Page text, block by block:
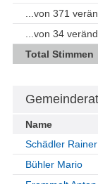
...von 371
...von 34
Total Stimmen
Name
Schädler Rainer
Bühler Mario